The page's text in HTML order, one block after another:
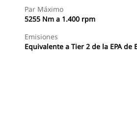
Par Máximo
5255 Nm a 1.400 rpm
Emisiones
Equivalente a Tier 2 de la EPA de